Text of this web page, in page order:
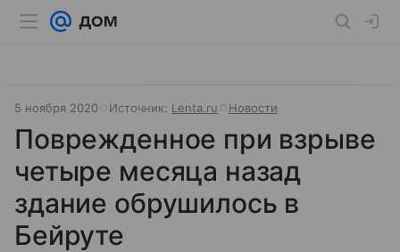
5 ноября 2020 Источник: Lenta.ru Новости
Поврежденное при взрыве
четыре месяца назад
здание обрушилось в
Бейруте